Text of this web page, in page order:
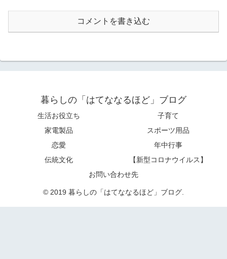
コメントを書き込む
暮らしの「はてななるほど」ブログ
生活お役立ち
子育て
家電製品
スポーツ用品
恋愛
年中行事
伝統文化
【新型コロナウイルス】
お問い合わせ先
© 2019 暮らしの「はてななるほど」ブログ.